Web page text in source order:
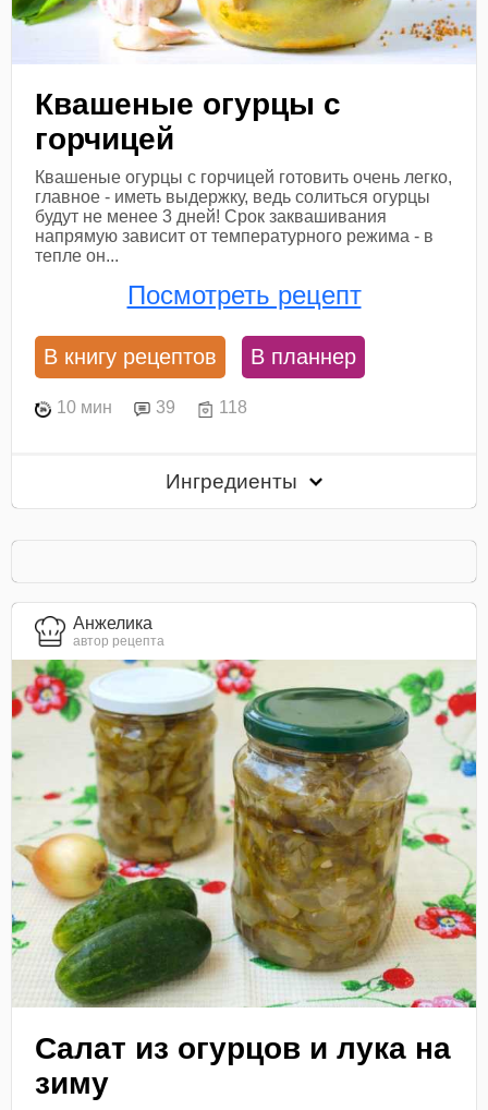
Квашеные огурцы с
горчицей
Квашеные огурцы с горчицей готовить очень легко,
главное - иметь выдержку, ведь солиться огурцы
будут не менее 3 дней! Срок заквашивания
напрямую зависит от температурного режима - в
тепле он...
Посмотреть рецепт
В книгу рецептов В планнер
10 мин 39 118
Ингредиенты
Анжелика
автор рецепта
Салат из огурцов и лука на
зиму